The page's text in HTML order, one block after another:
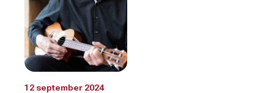
12 september 2024